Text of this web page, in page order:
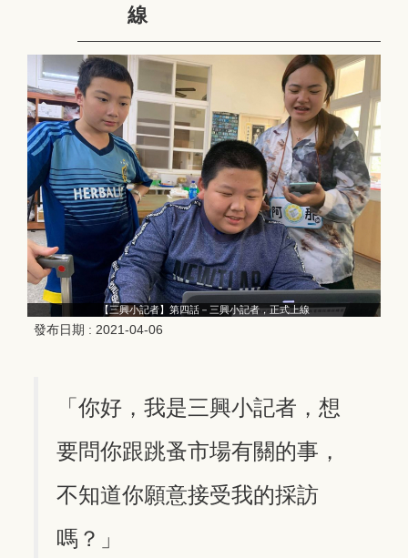
線
【三興小記者】第四話－三興小記者，正式上線
發布日期 : 2021-04-06
「你好，我是三興小記者，想
要問你跟跳蚤市場有關的事，
不知道你願意接受我的採訪
嗎？」